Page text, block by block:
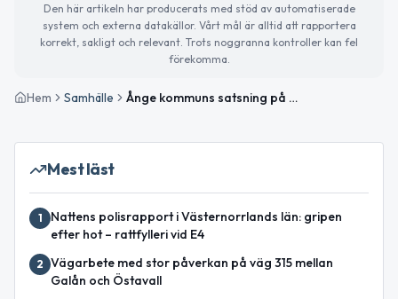
Den här artikeln har producerats med stöd av automatiserade
system och externa datakällor. Vårt mål är alltid att rapportera
korrekt, sakligt och relevant. Trots noggranna kontroller kan fel
förekomma.
Hem Samhälle Ånge kommuns satsning på etableringen av Site Alby Östra
Mest läst
1
Nattens polisrapport i Västernorrlands län: gripen
efter hot – rattfylleri vid E4
2 Vägarbete med stor påverkan på väg 315 mellan
Galån och Östavall